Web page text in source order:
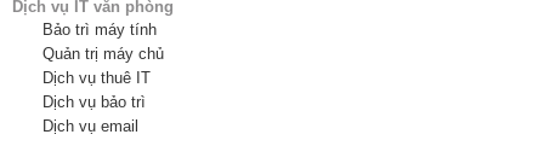
Dịch vụ IT văn phòng
Bảo trì máy tính
Quản trị máy chủ
Dịch vụ thuê IT
Dịch vụ bảo trì
Dịch vụ email